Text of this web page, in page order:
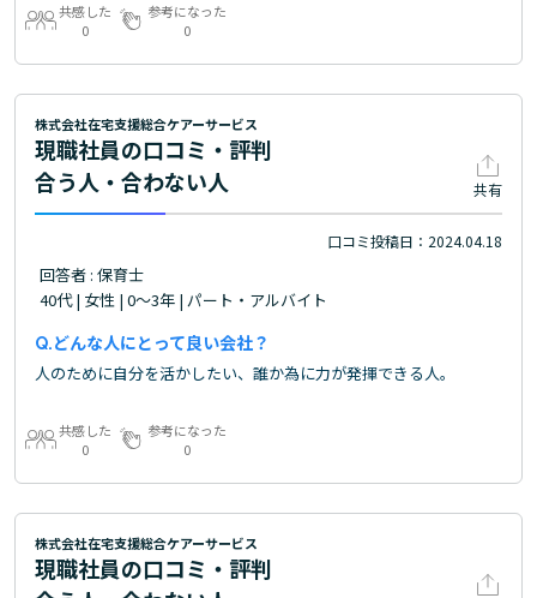
共感した
0
参考になった
0
株式会社在宅支援総合ケアーサービス
現職社員の口コミ・評判
合う人・合わない人
共有
口コミ投稿日：2024.04.18
回答者 : 保育士
40代 | 女性 | 0～3年 | パート・アルバイト
どんな人にとって良い会社？
人のために自分を活かしたい、誰か為に力が発揮できる人。
共感した
0
参考になった
0
株式会社在宅支援総合ケアーサービス
現職社員の口コミ・評判